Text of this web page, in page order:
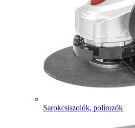
Sarokcsiszolók, polírozók